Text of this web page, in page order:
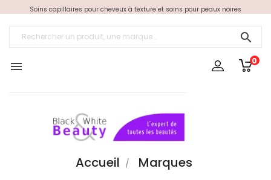
Soins capillaires pour cheveux à texture et soins pour peaux noires

 0
Accueil Marques